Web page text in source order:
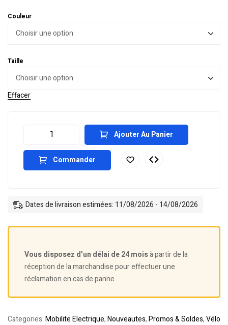
Couleur
Taille
Effacer
Ajouter Au Panier
Commander
Dates de livraison estimées: 11/08/2026 - 14/08/2026
Vous disposez d’un délai de 24 moisà partir de la
réception de la marchandise pour effectuer une
réclamation en cas de panne.
Categories:Mobilite Electrique,Nouveautes,Promos & Soldes,Vélo